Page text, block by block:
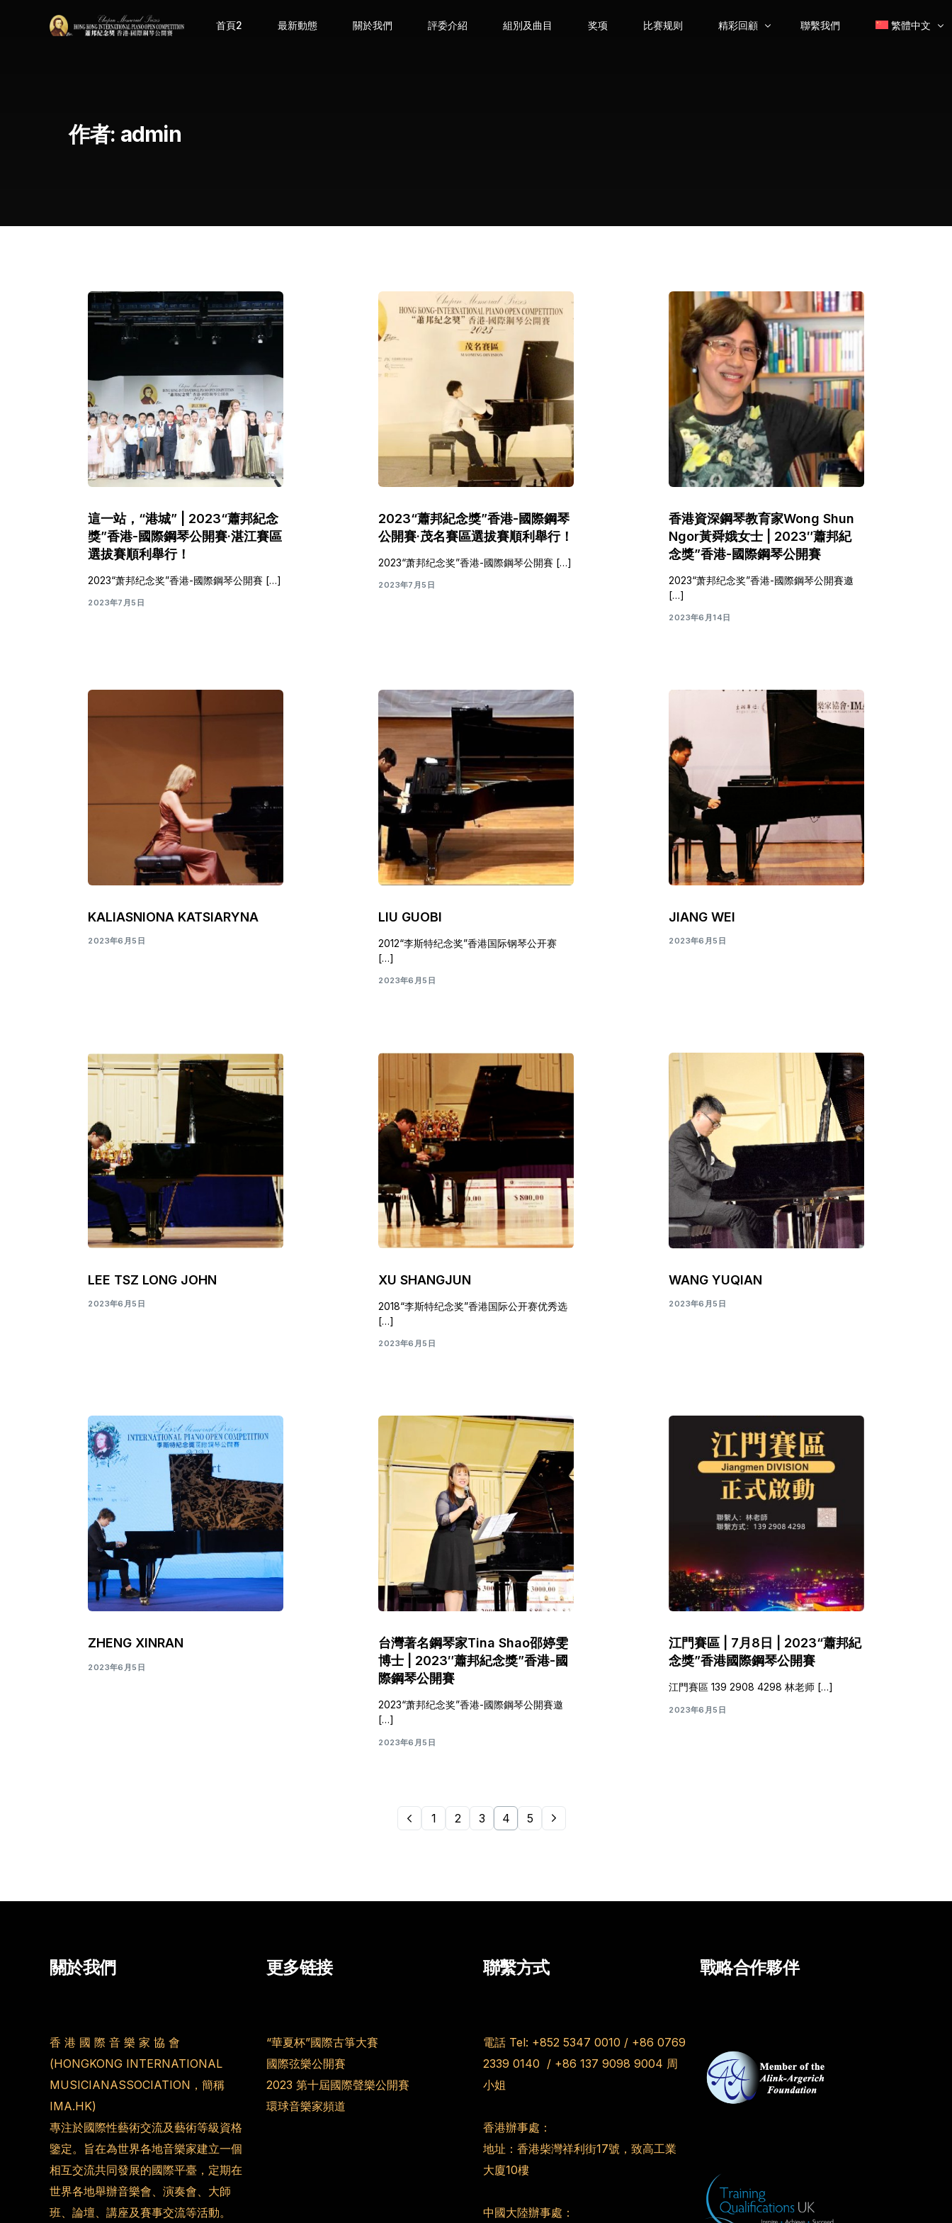
首頁2 最新動態 關於我們 評委介紹 組別及曲目 奖项 比赛规则 精彩回顧 聯繫我們 繁體中文
作者: admin
這一站，“港城” | 2023“蕭邦紀念
獎”香港-國際鋼琴公開賽·湛江賽區
選拔賽順利舉行！
2023“萧邦纪念奖”香港-國際鋼琴公開賽 […]
2023年7月5日
2023“蕭邦紀念獎”香港-國際鋼琴
公開賽·茂名賽區選拔賽順利舉行！
2023“萧邦纪念奖”香港-國際鋼琴公開賽 […]
2023年7月5日
香港資深鋼琴教育家Wong Shun
Ngor黃舜娥女士 | 2023″蕭邦紀
念獎”香港-國際鋼琴公開賽
2023“萧邦纪念奖”香港-國際鋼琴公開賽邀
[…]
2023年6月14日
KALIASNIONA KATSIARYNA
2023年6月5日
LIU GUOBI
2012“李斯特纪念奖”香港国际钢琴公开赛
[…]
2023年6月5日
JIANG WEI
2023年6月5日
LEE TSZ LONG JOHN
2023年6月5日
XU SHANGJUN
2018“李斯特纪念奖”香港国际公开赛优秀选
[…]
2023年6月5日
WANG YUQIAN
2023年6月5日
ZHENG XINRAN
2023年6月5日
台灣著名鋼琴家Tina Shao邵婷雯
博士 | 2023″蕭邦紀念獎”香港-國
際鋼琴公開賽
2023“萧邦纪念奖”香港-國際鋼琴公開賽邀
[…]
2023年6月5日
江門賽區 | 7月8日 | 2023“蕭邦紀
念獎”香港國際鋼琴公開賽
江門賽區 139 2908 4298 林老师 […]
2023年6月5日
1 2 3 4 5
關於我們
香 港 國 際 音 樂 家 協 會
(HONGKONG INTERNATIONAL
MUSICIANASSOCIATION，簡稱
IMA.HK)
專注於國際性藝術交流及藝術等級資格
鑒定。旨在為世界各地音樂家建立一個
相互交流共同發展的國際平臺，定期在
世界各地舉辦音樂會、演奏會、大師
班、論壇、講座及賽事交流等活動。
更多链接
“華夏杯”國際古箏大賽
國際弦樂公開賽
2023 第十屆國際聲樂公開賽
環球音樂家頻道
聯繫方式
電話 Tel: +852 5347 0010 / +86 0769
2339 0140 / +86 137 9098 9004 周
小姐
香港辦事處：
地址：香港柴灣祥利街17號，致高工業
大廈10樓
中國大陸辦事處：
戰略合作夥伴